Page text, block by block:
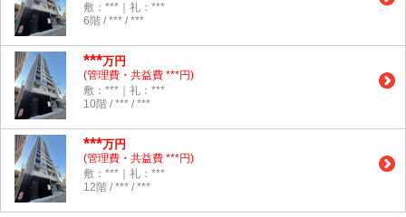
敷：***｜礼：***
6階 / *** / ***
***万円
(管理費・共益費 ***円)
敷：***｜礼：***
10階 / *** / ***
***万円
(管理費・共益費 ***円)
敷：***｜礼：***
12階 / *** / ***